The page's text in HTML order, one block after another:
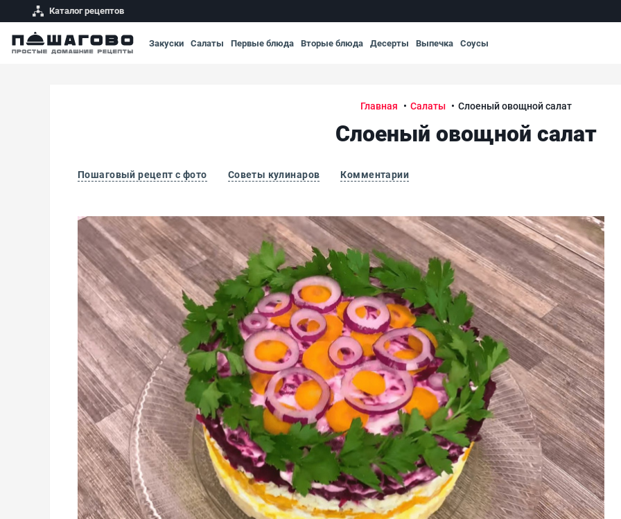
Каталог рецептов
Закуски Салаты Первые блюда Вторые блюда Десерты Выпечка Соусы
Главная Салаты Слоеный овощной салат
Слоеный овощной салат
Пошаговый рецепт с фото Советы кулинаров Комментарии
Слоеный овощной салат